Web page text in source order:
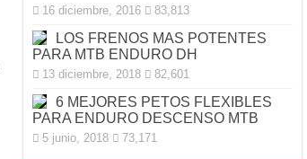
16 diciembre, 2016 83,813
LOS FRENOS MAS POTENTES
PARA MTB ENDURO DH
13 diciembre, 2018 82,601
6 MEJORES PETOS FLEXIBLES
PARA ENDURO DESCENSO MTB
5 junio, 2018 73,171